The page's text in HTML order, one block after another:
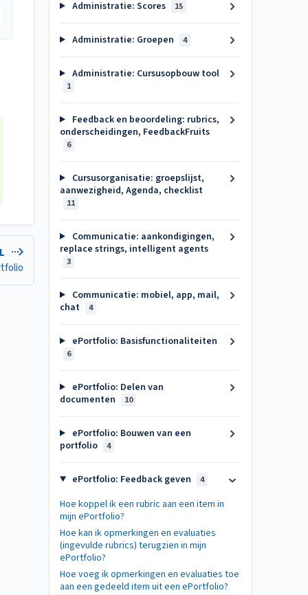
Administratie: Scores 15
Administratie: Groepen 4
Administratie: Cursusopbouw tool
1
Feedback en beoordeling: rubrics,
onderscheidingen, FeedbackFruits
6
Cursusorganisatie: groepslijst,
aanwezigheid, Agenda, checklist
11
Communicatie: aankondigingen,
replace strings, intelligent agents
3
Communicatie: mobiel, app, mail,
chat
4
ePortfolio: Basisfunctionaliteiten
6
ePortfolio: Delen van
documenten
10
ePortfolio: Bouwen van een
portfolio
4
ePortfolio: Feedback geven 4
Hoe koppel ik een rubric aan een item in
mijn ePortfolio?
Hoe kan ik opmerkingen en evaluaties
(ingevulde rubrics) terugzien in mijn
ePortfolio?
Hoe voeg ik opmerkingen en evaluaties toe
aan een gedeeld item uit een ePortfolio?